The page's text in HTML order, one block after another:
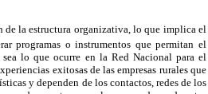
de la estructura organizativa, lo que implica el
programas o instrumentos que permitan el
lo que ocurre en la Red Nacional para el
exitosas de las empresas rurales que
y dependen de los contactos, redes de los